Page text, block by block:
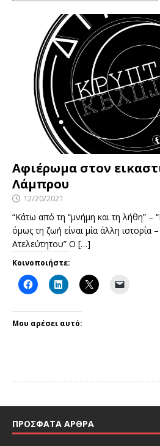
Αφιέρωμα στον
Λάμπρου
12/20/2021
“Κάτω από τη “μνήμη και τη λήθη” –
όμως τη ζωή είναι μία άλλη ιστορία
Ατελεύτητου” Ο […]
Κοινοποιήστε:
Μου αρέσει αυτό:
ΠΡΌΣΦΑΤΑ ΆΡΘΡΑ